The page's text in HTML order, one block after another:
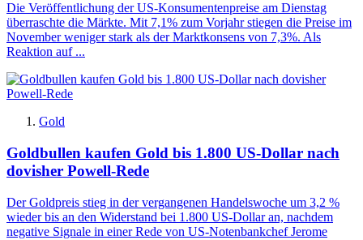
Die Veröffentlichung der US-Konsumentenpreise am Dienstag
überraschte die Märkte. Mit 7,1% zum Vorjahr stiegen die Preise im
November weniger stark als der Marktkonsens von 7,3%. Als
Reaktion auf ...
Gold
Goldbullen kaufen Gold bis 1.800 US-Dollar nach
dovisher Powell-Rede
Der Goldpreis stieg in der vergangenen Handelswoche um 3,2 %
wieder bis an den Widerstand bei 1.800 US-Dollar an, nachdem
negative Signale in einer Rede von US-Notenbankchef Jerome